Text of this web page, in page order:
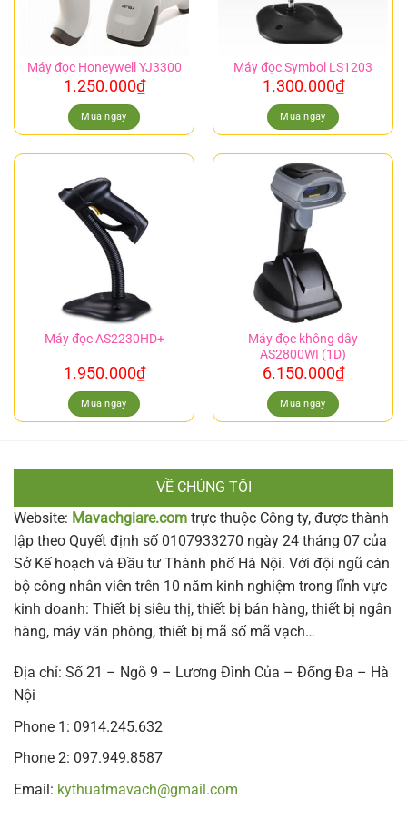
Máy đọc Honeywell YJ3300
1.250.000₫
Mua ngay
Máy đọc Symbol LS1203
1.300.000₫
Mua ngay
Máy đọc AS2230HD+
1.950.000₫
Mua ngay
Máy đọc không dây
AS2800WI (1D)
6.150.000₫
Mua ngay
VỀ CHÚNG TÔI
Website: Mavachgiare.com trực thuộc Công ty, được thành
lập theo Quyết định số 0107933270 ngày 24 tháng 07 của
Sở Kế hoạch và Đầu tư Thành phố Hà Nội. Với đội ngũ cán
bộ công nhân viên trên 10 năm kinh nghiệm trong lĩnh vực
kinh doanh: Thiết bị siêu thị, thiết bị bán hàng, thiết bị ngân
hàng, máy văn phòng, thiết bị mã số mã vạch…
Địa chỉ: Số 21 – Ngõ 9 – Lương Đình Của – Đống Đa – Hà
Nội
Phone 1: 0914.245.632
Phone 2: 097.949.8587
Email: kythuatmavach@gmail.com